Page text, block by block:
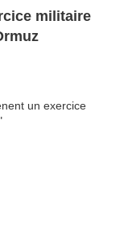
militaire